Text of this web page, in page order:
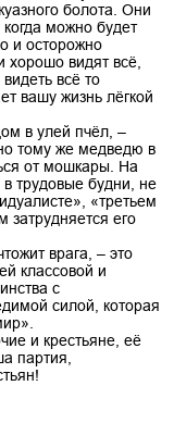
болота. Они
можно будет
и осторожно
видят всё,
всё то
вашу жизнь лёгкой
в улей пчёл, –
тому же медведю в
от мошкары. На
трудовые будни, не
«третьем
его
врага, – это
классовой и
с
силой, которая
и крестьяне, её
партия,